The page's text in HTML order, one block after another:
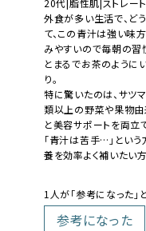
20代|脂性肌|ストレート
外食が多い生活で、ど
て、この青汁は強い味
みやすいので毎朝の習
とまるでお茶のように
り。
特に驚いたのは、サツ
類以上の野菜や果物由
と美容サポートを両立
「青汁は苦手…」という
養を効率よく補いたい
1人が「参考になった」
参考になった